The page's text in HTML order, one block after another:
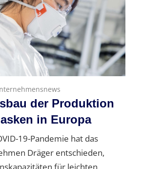
der Produktion
in Europa
19-Pandemie hat das
Dräger entschieden,